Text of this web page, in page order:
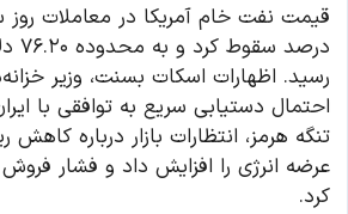
رسید. اظهارات اسکات بسنت، وزیر
احتمال دستیابی سریع به توافقی با
تنگه هرمز، انتظارات بازار درباره
عرضه انرژی را افزایش داد و فشار
کرد.